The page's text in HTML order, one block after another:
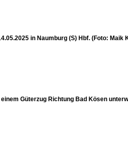
in Naumburg (S) Hbf. (Foto: Maik
Güterzug Richtung Bad Kösen